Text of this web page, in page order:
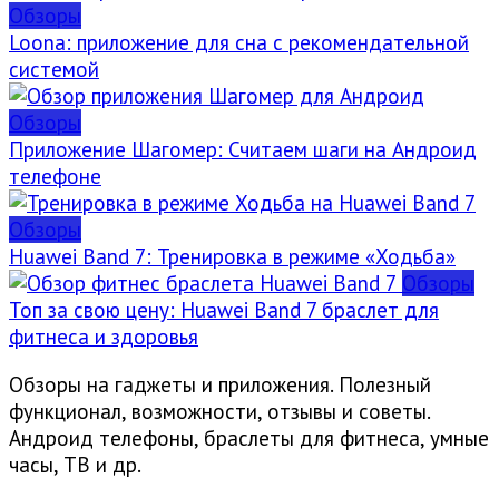
Обзоры
Loona: приложение для сна с рекомендательной
системой
Обзоры
Приложение Шагомер: Считаем шаги на Андроид
телефоне
Обзоры
Huawei Band 7: Тренировка в режиме «Ходьба»
Обзоры
Топ за свою цену: Huawei Band 7 браслет для
фитнеса и здоровья
Обзоры на гаджеты и приложения. Полезный
функционал, возможности, отзывы и советы.
Андроид телефоны, браслеты для фитнеса, умные
часы, ТВ и др.